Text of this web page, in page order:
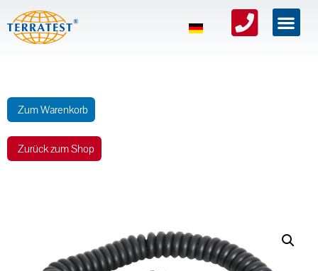
Zum Warenkorb
Zurück zum Shop